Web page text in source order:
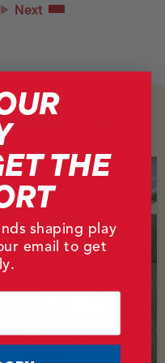
Next
THE
shaping play
email to get